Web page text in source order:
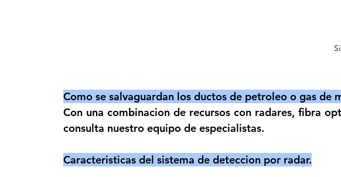
Como se salvaguardan los ductos de petroleo o gas de
Con una combinacion de recursos con radares, fibra
consulta nuestro equipo de especialistas.
Caracteristicas del sistema de deteccion por radar.